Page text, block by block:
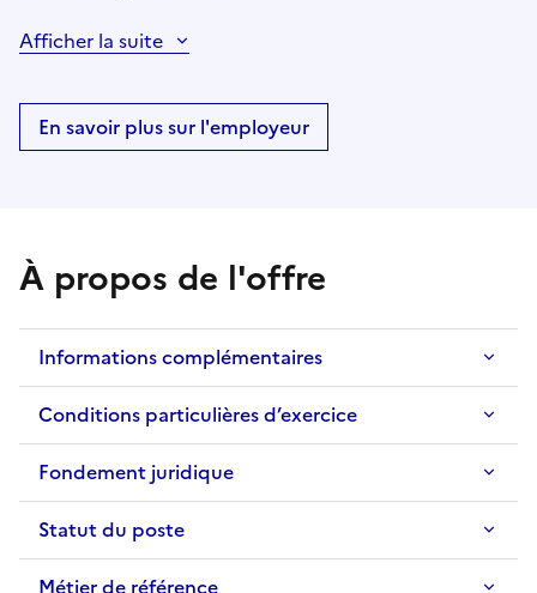
Afficher la suite
En savoir plus sur l'employeur
À propos de l'offre
Informations complémentaires
Conditions particulières d’exercice
Fondement juridique
Statut du poste
Métier de référence